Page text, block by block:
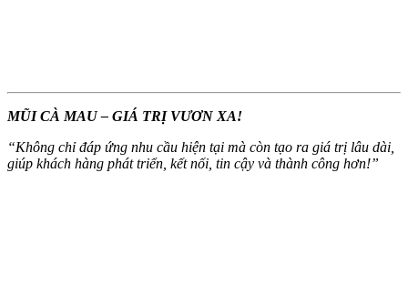
MŨI CÀ MAU – GIÁ TRỊ VƯƠN XA!
“Không chỉ đáp ứng nhu cầu hiện tại mà còn tạo ra giá trị lâu dài,
giúp khách hàng phát triển, kết nối, tin cậy và thành công hơn!”